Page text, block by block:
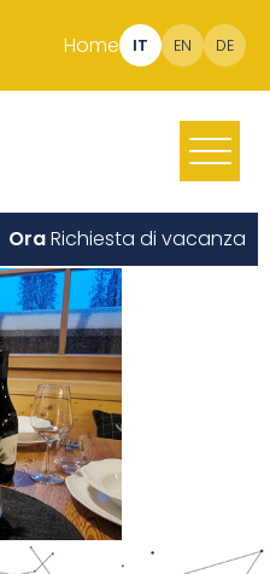
Home IT EN DE
OraRichiesta di vacanza
Costa